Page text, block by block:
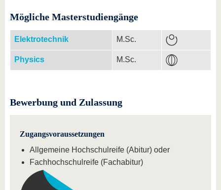
Mögliche Masterstudiengänge
Elektrotechnik M.Sc.
Physics M.Sc.
Bewerbung und Zulassung
Zugangsvoraussetzungen
Allgemeine Hochschulreife (Abitur) oder
Fachhochschulreife (Fachabitur)